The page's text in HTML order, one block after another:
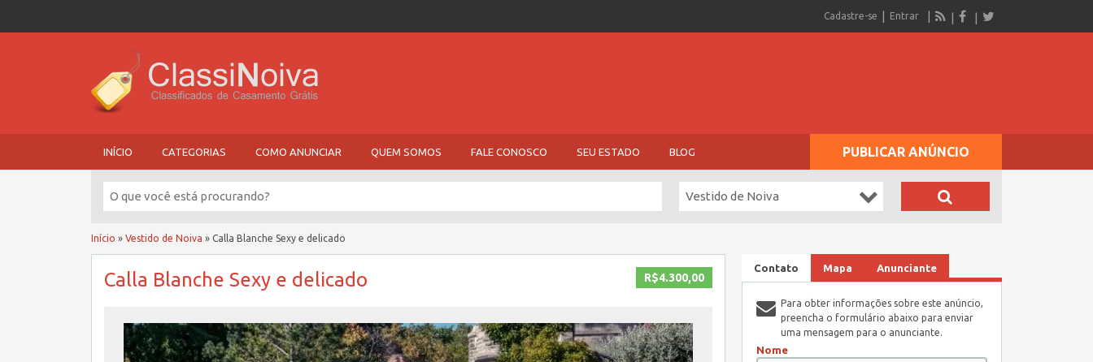
Cadastre-se Entrar
INÍCIO CATEGORIAS COMO ANUNCIAR QUEM SOMOS FALE CONOSCO SEU ESTADO BLOG PUBLICAR ANÚNCIO
Vestido de Noiva
Início » Vestido de Noiva » Calla Blanche Sexy e delicado
R$4.300,00
Calla Blanche Sexy e delicado
Contato Mapa Anunciante
Para obter informações sobre este anúncio,
preencha o formulário abaixo para enviar
uma mensagem para o anunciante.
Nome